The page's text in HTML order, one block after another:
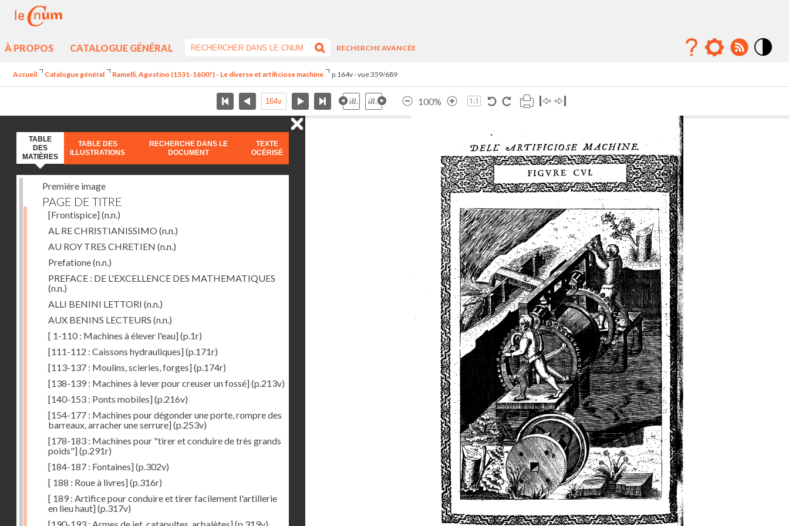
À PROPOS CATALOGUE GÉNÉRAL
RECHERCHE AVANCÉE
Accueil Catalogue général Ramelli, Agostino (1531-1600?) - Le diverse et artificiose machine p.164v - vue 359/689
100%
TABLE
DES
MATIÈRES
TABLE DES
ILLUSTRATIONS
RECHERCHE DANS LE
DOCUMENT
TEXTE
OCÉRISÉ
Première image
PAGE DE TITRE
[Frontispice](n.n.)
AL RE CHRISTIANISSIMO (n.n.)
AU ROY TRES CHRETIEN (n.n.)
Prefatione(n.n.)
PREFACE : DE L'EXCELLENCE DES MATHEMATIQUES
(n.n.)
ALLI BENINI LETTORI (n.n.)
AUX BENINS LECTEURS (n.n.)
[ 1-110 : Machines à élever l'eau](p.1r)
[111-112 : Caissons hydrauliques](p.171r)
[113-137 : Moulins, scieries, forges](p.174r)
[138-139 : Machines à lever pour creuser un fossé](p.213v)
[140-153 : Ponts mobiles](p.216v)
[154-177 : Machines pour dégonder une porte, rompre des
barreaux, arracher une serrure](p.253v)
[178-183 : Machines pour "tirer et conduire de très grands
poids"](p.291r)
[184-187 : Fontaines](p.302v)
[ 188 : Roue à livres](p.316r)
[ 189 : Artifice pour conduire et tirer facilement l'artillerie
en lieu haut](p.317v)